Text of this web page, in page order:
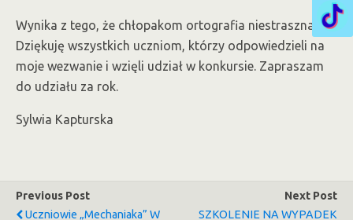
Wynika z tego, że chłopakom ortografia niestraszna!
Dziękuję wszystkich uczniom, którzy odpowiedzieli na
moje wezwanie i wzięli udział w konkursie. Zapraszam
do udziału za rok.
Sylwia Kapturska
Previous Post
Uczniowie „Mechaniaka” W
Next Post
SZKOLENIE NA WYPADEK